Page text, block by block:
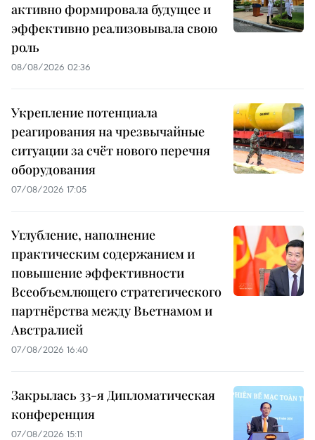
активно формировала будущее и
эффективно реализовывала свою
роль
08/08/2026 02:36
Укрепление потенциала
реагирования на чрезвычайные
ситуации за счёт нового перечня
оборудования
07/08/2026 17:05
Углубление, наполнение
практическим содержанием и
повышение эффективности
Всеобъемлющего стратегического
партнёрства между Вьетнамом и
Австралией
07/08/2026 16:40
Закрылась 33-я Дипломатическая
конференция
07/08/2026 15:11